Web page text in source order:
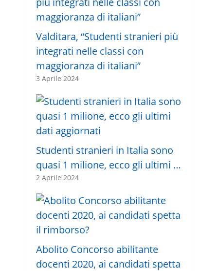
Valditara, “Studenti stranieri più
integrati nelle classi con
maggioranza di italiani”
3 Aprile 2024
Studenti stranieri in Italia sono
quasi 1 milione, ecco gli ultimi …
2 Aprile 2024
Abolito Concorso abilitante
docenti 2020, ai candidati spetta